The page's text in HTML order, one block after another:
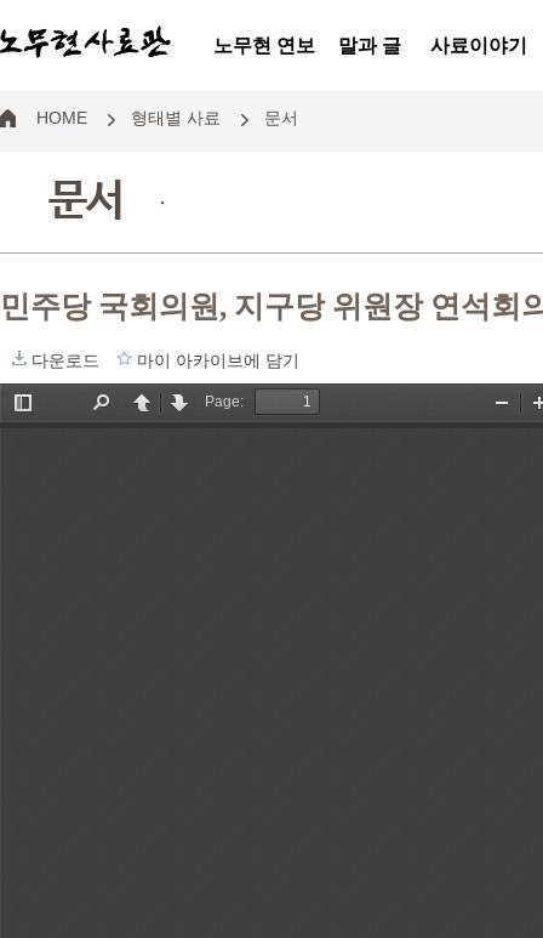
노무현 연보 말과 글 사료이야기
HOME 형태별 사료 문서
문서 .
민주당 국회의원, 지구당 위원장 연석회
다운로드 마이 아카이브에 담기